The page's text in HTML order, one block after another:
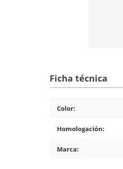
Ficha técnica
Color:
Homologación:
Marca: